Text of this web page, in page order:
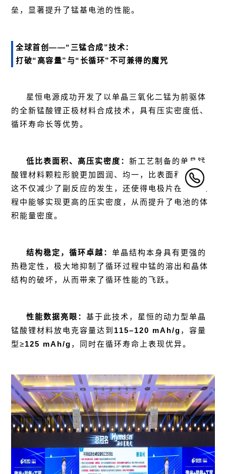
垒，显著提升了锰基电池的性能。
全球首创——“三锰合成”技术：
打破“高容量”与“长循环”不可兼得的魔咒
星恒电源成功开发了以单晶 三氧化二锰为前驱体
的全新锰酸锂正极材料合成技术，具有压实密度低、
循环寿命长等优势。
低比表面积、高压实密度： 新工艺制备的单晶锰
酸锂材料颗粒形貌更加圆润、均一，比表面积降低，
这不仅减少了副反应的发生，还使得电极片在制作过
程中能够实现更高的压实密度，从而提升了电池的体
积能量密度。
结构稳定，循环卓越： 单晶结构本身具有更强的
热稳定性，极大地抑制了循环过程中锰的溶出和晶体
结构的破坏，从而带来了循环性能的飞跃。
性能数据亮眼： 基于此技术，星恒的动力型单晶
锰酸锂材料放电克容量达到 115–120 mAh/g ，容量
型≥125 mAh/g ，同时在循环寿命上表现优异。